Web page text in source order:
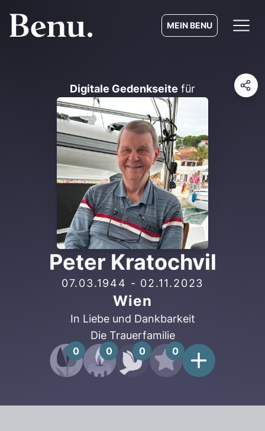
MEIN BENU
Digitale Gedenkseite für
Peter Kratochvil
07.03.1944 - 02.11.2023
Wien
In Liebe und Dankbarkeit
Die Trauerfamilie
0 0 0 0